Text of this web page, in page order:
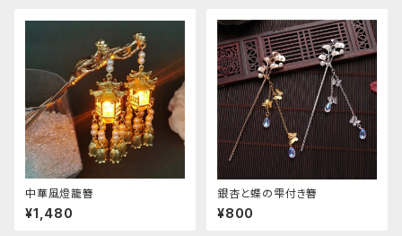
中華風燈籠簪
¥1,480
銀杏と蝶の雫付き簪
¥800